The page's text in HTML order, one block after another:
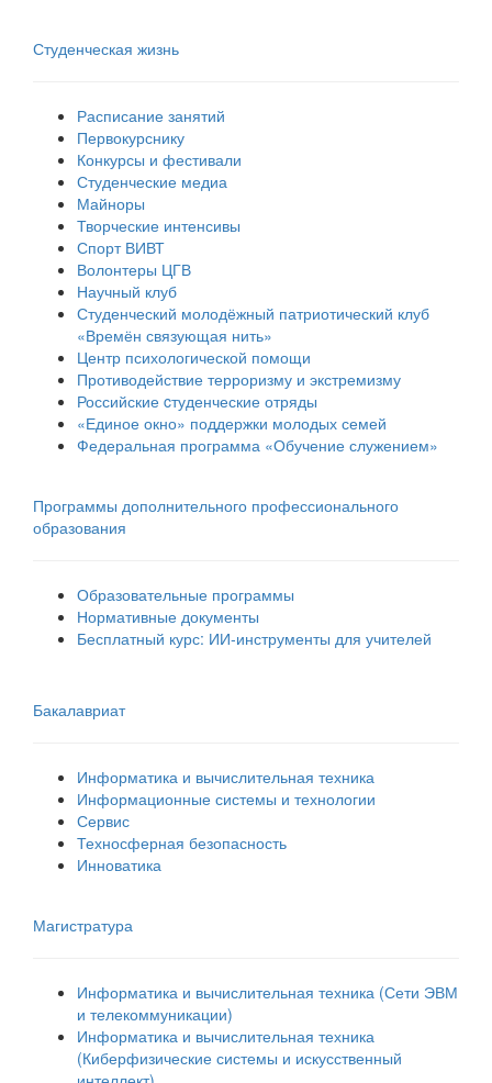
Студенческая жизнь
Расписание занятий
Первокурснику
Конкурсы и фестивали
Студенческие медиа
Майноры
Творческие интенсивы
Спорт ВИВТ
Волонтеры ЦГВ
Научный клуб
Студенческий молодёжный патриотический клуб
«Времён связующая нить»
Центр психологической помощи
Противодействие терроризму и экстремизму
Российские cтуденческие отряды
«Единое окно» поддержки молодых семей
Федеральная программа «Обучение служением»
Программы дополнительного профессионального
образования
Образовательные программы
Нормативные документы
Бесплатный курс: ИИ‑инструменты для учителей
Бакалавриат
Информатика и вычислительная техника
Информационные системы и технологии
Сервис
Техносферная безопасность
Инноватика
Магистратура
Информатика и вычислительная техника (Сети ЭВМ
и телекоммуникации)
Информатика и вычислительная техника
(Киберфизические системы и искусственный